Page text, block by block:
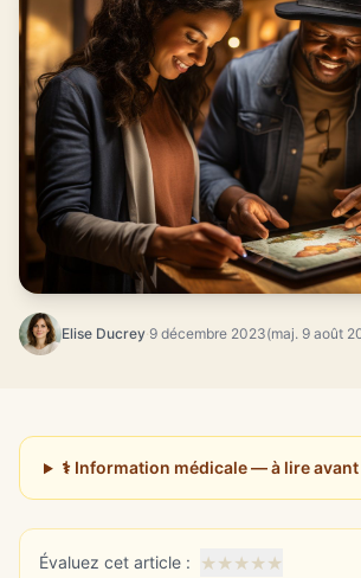
Elise Ducrey·9 décembre 2023(maj. 9 août
⚕️ Information médicale — à lire
Évaluez cet article : ★★★★★